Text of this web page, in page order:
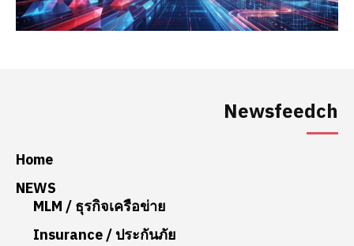
Newsfeedch
Home
NEWS
MLM / ธุรกิจเครือข่าย
Insurance / ประกันภัย